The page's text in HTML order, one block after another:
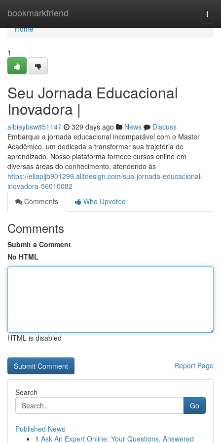
bookmarkfriend
Home
Home
1
Seu Jornada Educacional
Inovadora |
albieybsw851147 329 days ago News
Discuss
Embarque a jornada educacional incomparável com o Master
Acadêmico, um dedicada a transformar sua trajetória de
aprendizado. Nosso plataforma fornece cursos online em
diversas áreas do conhecimento, atendendo às
https://ellapjjb901299.alltdesign.com/sua-jornada-educacional-
inovadora-56010082
Comments
Who Upvoted
Comments
Submit a Comment
No HTML
HTML is disabled
Report Page
Search
Go
Published News
1 Ask An Expert Online: Your Questions, Answered